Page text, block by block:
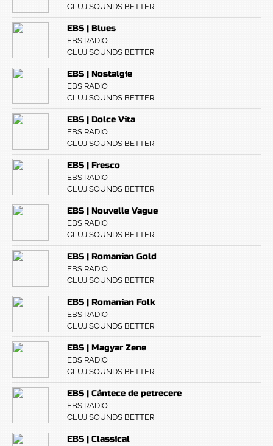
CLUJ SOUNDS BETTER
EBS | Blues
EBS RADIO
CLUJ SOUNDS BETTER
EBS | Nostalgie
EBS RADIO
CLUJ SOUNDS BETTER
EBS | Dolce Vita
EBS RADIO
CLUJ SOUNDS BETTER
EBS | Fresco
EBS RADIO
CLUJ SOUNDS BETTER
EBS | Nouvelle Vague
EBS RADIO
CLUJ SOUNDS BETTER
EBS | Romanian Gold
EBS RADIO
CLUJ SOUNDS BETTER
EBS | Romanian Folk
EBS RADIO
CLUJ SOUNDS BETTER
EBS | Magyar Zene
EBS RADIO
CLUJ SOUNDS BETTER
EBS | Cântece de petrecere
EBS RADIO
CLUJ SOUNDS BETTER
EBS | Classical